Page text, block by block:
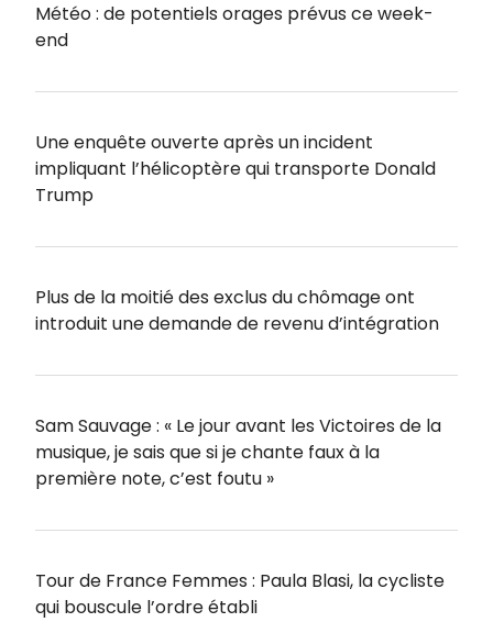
Météo : de potentiels orages prévus ce week-
end
Une enquête ouverte après un incident
impliquant l’hélicoptère qui transporte Donald
Trump
Plus de la moitié des exclus du chômage ont
introduit une demande de revenu d’intégration
Sam Sauvage : « Le jour avant les Victoires de la
musique, je sais que si je chante faux à la
première note, c’est foutu »
Tour de France Femmes : Paula Blasi, la cycliste
qui bouscule l’ordre établi